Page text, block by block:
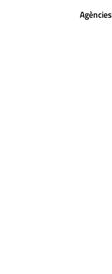
Agències